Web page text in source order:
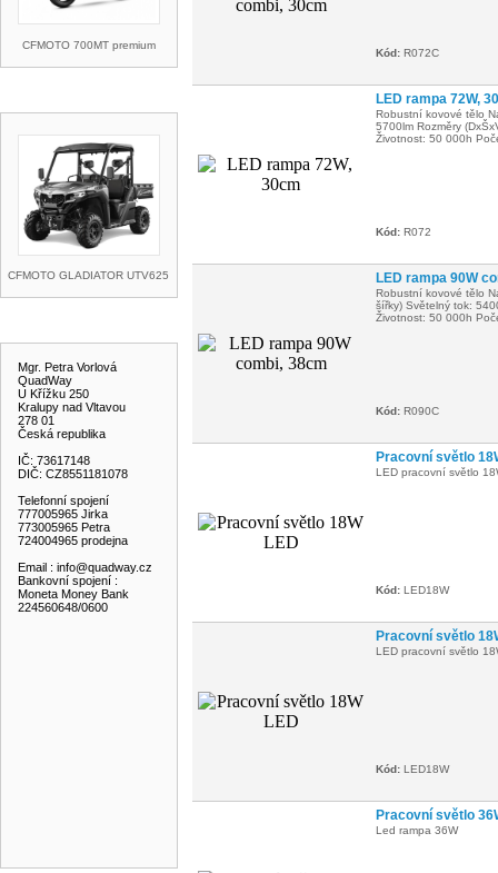
CFMOTO 700MT premium
CFMOTO GLADIATOR UTV625
Mgr. Petra Vorlová
QuadWay
U Křížku 250
Kralupy nad Vltavou
278 01
Česká republika
IČ: 73617148
DIČ: CZ8551181078
Telefonní spojení
777005965 Jirka
773005965 Petra
724004965 prodejna
Email : info@quadway.cz
Bankovní spojení :
Moneta Money Bank
224560648/0600
Kód: R072C
LED rampa 72W,
Robustní kovové tělo
5700lm Rozměry
Životnost: 50 000h
Kód: R072
LED rampa 90W
Robustní kovové tělo
šířky) Světelný tok:
Životnost: 50 000h
Kód: R090C
Pracovní světlo
LED pracovní světlo
Kód: LED18W
Pracovní světlo
LED pracovní světlo
Kód: LED18W
Pracovní světlo
Led rampa 36W